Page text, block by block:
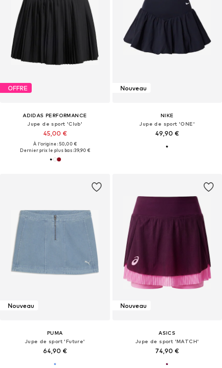
OFFRE
ADIDAS PERFORMANCE
Jupe de sport 'Club'
45,00 €
À l'origine : 50,00 €
Dernier prix le plus bas :39,90 €
Nouveau
NIKE
Jupe de sport 'ONE'
49,90 €
Nouveau
PUMA
Jupe de sport 'Future'
64,90 €
Nouveau
ASICS
Jupe de sport 'MATCH'
74,90 €